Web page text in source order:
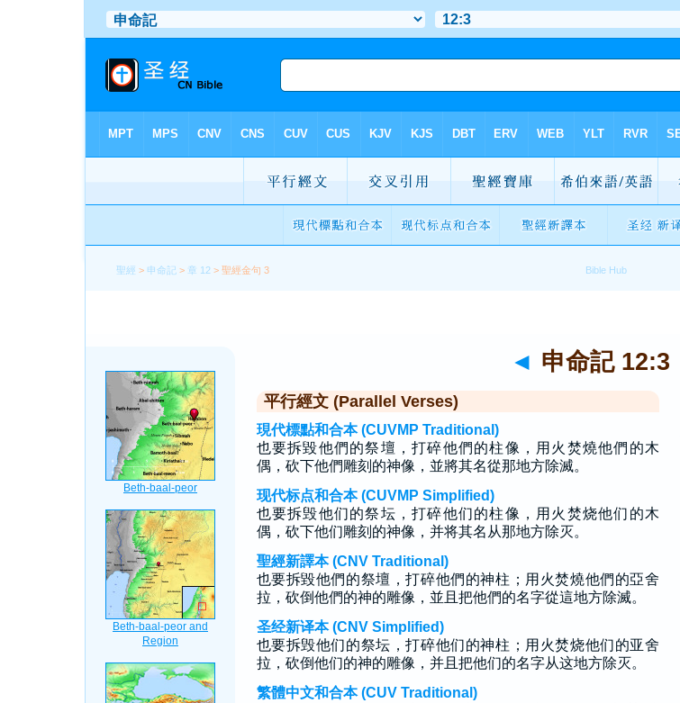
聖經 > 申命記 > 章 12 > 聖經金句 3
◄ 申命記 12:3
平行經文 (Parallel Verses)
現代標點和合本 (CUVMP Traditional)
也要拆毀他們的祭壇，打碎他們的柱像，用火焚燒他們的木
偶，砍下他們雕刻的神像，並將其名從那地方除滅。
现代标点和合本 (CUVMP Simplified)
也要拆毁他们的祭坛，打碎他们的柱像，用火焚烧他们的木
偶，砍下他们雕刻的神像，并将其名从那地方除灭。
聖經新譯本 (CNV Traditional)
也要拆毀他們的祭壇，打碎他們的神柱；用火焚燒他們的亞舍
拉，砍倒他們的神的雕像，並且把他們的名字從這地方除滅。
圣经新译本 (CNV Simplified)
也要拆毁他们的祭坛，打碎他们的神柱；用火焚烧他们的亚舍
拉，砍倒他们的神的雕像，并且把他们的名字从这地方除灭。
繁體中文和合本 (CUV Traditional)